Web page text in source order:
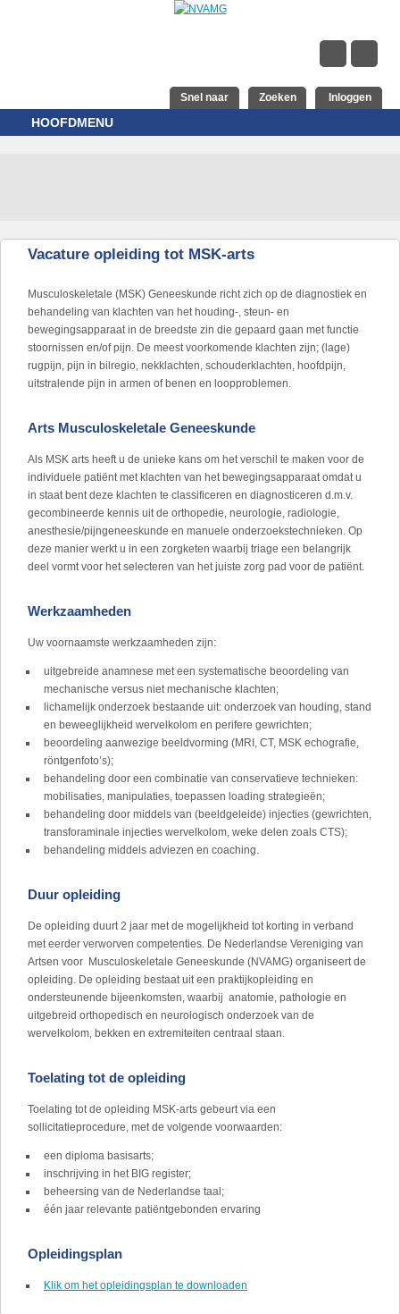
Snel naar Zoeken Inloggen
HOOFDMENU
Vacature opleiding tot MSK-arts
Musculoskeletale (MSK) Geneeskunde richt zich op de diagnostiek en
behandeling van klachten van het houding-, steun- en
bewegingsapparaat in de breedste zin die gepaard gaan met functie
stoornissen en/of pijn. De meest voorkomende klachten zijn; (lage)
rugpijn, pijn in bilregio, nekklachten, schouderklachten, hoofdpijn,
uitstralende pijn in armen of benen en loopproblemen.
Arts Musculoskeletale Geneeskunde
Als MSK arts heeft u de unieke kans om het verschil te maken voor de
individuele patiënt met klachten van het bewegingsapparaat omdat u
in staat bent deze klachten te classificeren en diagnosticeren d.m.v.
gecombineerde kennis uit de orthopedie, neurologie, radiologie,
anesthesie/pijngeneeskunde en manuele onderzoekstechnieken. Op
deze manier werkt u in een zorgketen waarbij triage een belangrijk
deel vormt voor het selecteren van het juiste zorg pad voor de patiënt.
Werkzaamheden
Uw voornaamste werkzaamheden zijn:
uitgebreide anamnese met een systematische beoordeling van
mechanische versus niet mechanische klachten;
lichamelijk onderzoek bestaande uit: onderzoek van houding, stand
en beweeglijkheid wervelkolom en perifere gewrichten;
beoordeling aanwezige beeldvorming (MRI, CT, MSK echografie,
röntgenfoto’s);
behandeling door een combinatie van conservatieve technieken:
mobilisaties, manipulaties, toepassen loading strategieën;
behandeling door middels van (beeldgeleide) injecties (gewrichten,
transforaminale injecties wervelkolom, weke delen zoals CTS);
behandeling middels adviezen en coaching.
Duur opleiding
De opleiding duurt 2 jaar met de mogelijkheid tot korting in verband
met eerder verworven competenties. De Nederlandse Vereniging van
Artsen voor Musculoskeletale Geneeskunde (NVAMG) organiseert de
opleiding. De opleiding bestaat uit een praktijkopleiding en
ondersteunende bijeenkomsten, waarbij anatomie, pathologie en
uitgebreid orthopedisch en neurologisch onderzoek van de
wervelkolom, bekken en extremiteiten centraal staan.
Toelating tot de opleiding
Toelating tot de opleiding MSK-arts gebeurt via een
sollicitatieprocedure, met de volgende voorwaarden:
een diploma basisarts;
inschrijving in het BIG register;
beheersing van de Nederlandse taal;
één jaar relevante patiëntgebonden ervaring
Opleidingsplan
Klik om het opleidingsplan te downloaden